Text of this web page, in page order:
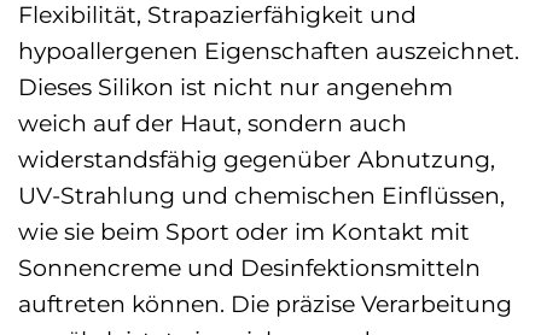
Flexibilität, Strapazierfähigkeit und
hypoallergenen Eigenschaften auszeichnet.
Dieses Silikon ist nicht nur angenehm
weich auf der Haut, sondern auch
widerstandsfähig gegenüber Abnutzung,
UV-Strahlung und chemischen Einflüssen,
wie sie beim Sport oder im Kontakt mit
Sonnencreme und Desinfektionsmitteln
auftreten können. Die präzise Verarbeitung